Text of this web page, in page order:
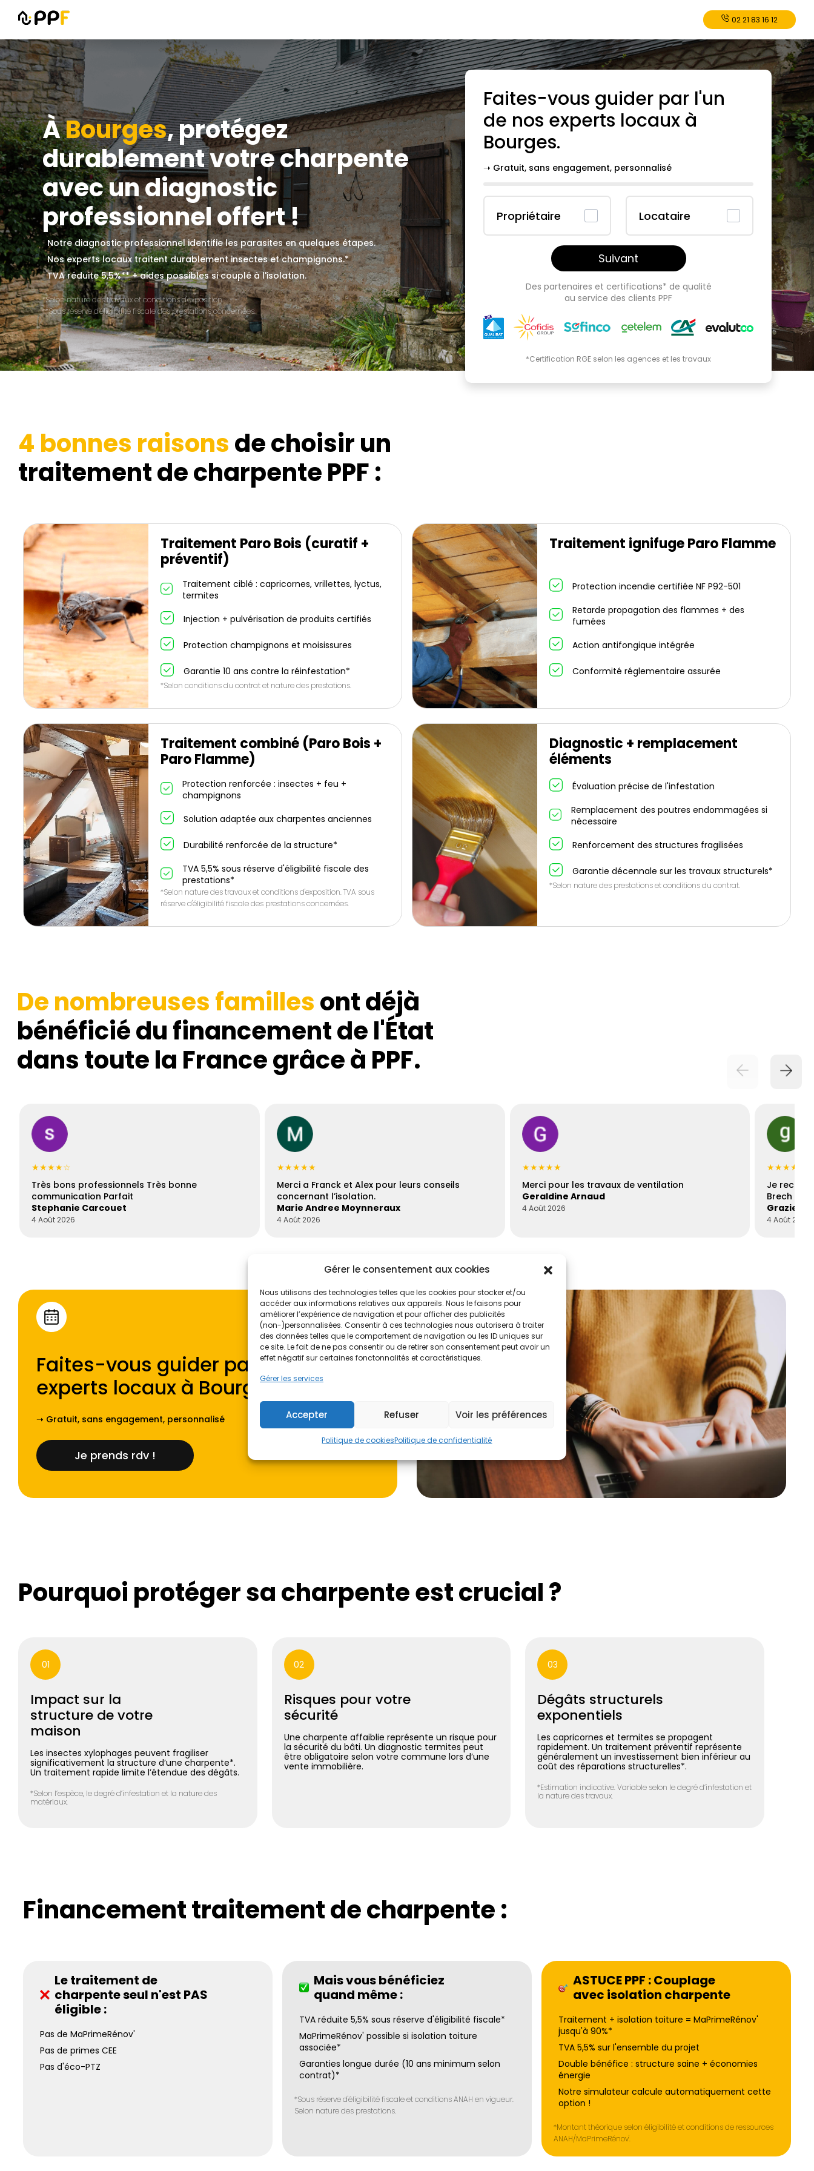
Gérer le consentement aux cookies
Nous utilisons des technologies telles que les cookies pour stocker et/ou
accéder aux informations relatives aux appareils. Nous le faisons pour
améliorer l’expérience de navigation et pour afficher des publicités
(non-)personnalisées. Consentir à ces technologies nous autorisera à traiter
des données telles que le comportement de navigation ou les ID uniques sur
ce site. Le fait de ne pas consentir ou de retirer son consentement peut avoir un
effet négatif sur certaines fonctonnalités et caractéristiques.
Gérer les services
Accepter Refuser Voir les préférences
Politique de cookiesPolitique de confidentialité
02 21 83 16 12
ÀBourges, protégez
durablement votre charpente
avec un diagnostic
professionnel offert !
Notre diagnostic professionnel identifie les parasites en quelques étapes.
Nos experts locaux traitent durablement insectes et champignons.*
TVA réduite 5,5%** + aides possibles si couplé à l'isolation.
*Selon nature des travaux et conditions d'exposition.
**Sous réserve d'éligibilité fiscale des prestations concernées.
Faites-vous guider par l'un
de nos experts locaux à
Bourges.
➝ Gratuit, sans engagement, personnalisé
Propriétaire Locataire
Suivant
Des partenaires et certifications* de qualité
au service des clients PPF
*Certification RGE selon les agences et les travaux
4 bonnes raisonsde choisir un
traitement de charpente PPF :
Traitement Paro Bois (curatif +
préventif)
Traitement ciblé : capricornes, vrillettes, lyctus,
termites
Injection + pulvérisation de produits certifiés
Protection champignons et moisissures
Garantie 10 ans contre la réinfestation*
*Selon conditions du contrat et nature des prestations.
Traitement ignifuge Paro Flamme
Protection incendie certifiée NF P92-501
Retarde propagation des flammes + des
fumées
Action antifongique intégrée
Conformité réglementaire assurée
Traitement combiné (Paro Bois +
Paro Flamme)
Protection renforcée : insectes + feu +
champignons
Solution adaptée aux charpentes anciennes
Durabilité renforcée de la structure*
TVA 5,5% sous réserve d'éligibilité fiscale des
prestations*
*Selon nature des travaux et conditions d'exposition. TVA sous
réserve d'éligibilité fiscale des prestations concernées.
Diagnostic + remplacement
éléments
Évaluation précise de l'infestation
Remplacement des poutres endommagées si
nécessaire
Renforcement des structures fragilisées
Garantie décennale sur les travaux structurels*
*Selon nature des prestations et conditions du contrat.
De nombreuses famillesont déjà
bénéficié du financement de l'État
dans toute la France grâce à PPF.
★★★★☆
Très bons professionnels Très bonne
communication Parfait
Stephanie Carcouet
4 Août 2026
★★★★★
Merci a Franck et Alex pour leurs conseils
concernant l’isolation.
Marie Andree Moynneraux
4 Août 2026
★★★★★
Merci pour les travaux de ventilation
Geraldine Arnaud
4 Août 2026
★★★★★
Je
Brech est
Graziella
4 Août 2026
Faites-vous guider par l'un de nos
experts locaux à Bourges.
➝ Gratuit, sans engagement, personnalisé
Je prends rdv !
Pourquoi protéger sa charpente est crucial ?
01
Impact sur la
structure de votre
maison
Les insectes xylophages peuvent fragiliser
significativement la structure d’une charpente*.
Un traitement rapide limite l’étendue des dégâts.
*Selon l’espèce, le degré d’infestation et la nature des
matériaux.
02
Risques pour votre
sécurité
Une charpente affaiblie représente un risque pour
la sécurité du bâti. Un diagnostic termites peut
être obligatoire selon votre commune lors d’une
vente immobilière.
03
Dégâts structurels
exponentiels
Les capricornes et termites se propagent
rapidement. Un traitement préventif représente
généralement un investissement bien inférieur au
coût des réparations structurelles*.
*Estimation indicative. Variable selon le degré d’infestation et
la nature des travaux.
Financement traitement de charpente :
Le traitement de
charpente seul n'est PAS
éligible :
Pas de MaPrimeRénov'
Pas de primes CEE
Pas d'éco-PTZ
Mais vous bénéficiez
quand même :
TVA réduite 5,5% sous réserve d'éligibilité fiscale*
MaPrimeRénov' possible si isolation toiture
associée*
Garanties longue durée (10 ans minimum selon
contrat)*
*Sous réserve d'éligibilité fiscale et conditions ANAH en vigueur.
Selon nature des prestations.
ASTUCE PPF : Couplage
avec isolation charpente
Traitement + isolation toiture = MaPrimeRénov'
jusqu'à 90%*
TVA 5,5% sur l'ensemble du projet
Double bénéfice : structure saine + économies
énergie
Notre simulateur calcule automatiquement cette
option !
*Montant théorique selon éligibilité et conditions de ressources
ANAH/MaPrimeRénov'.